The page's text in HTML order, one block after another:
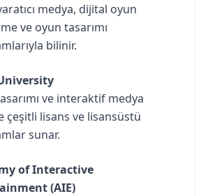
medya, dijital oyun
ve oyun tasarımı
bilinir.
ve interaktif medya
çeşitli lisans ve lisansüstü
sunar.
of Interactive
(AIE)